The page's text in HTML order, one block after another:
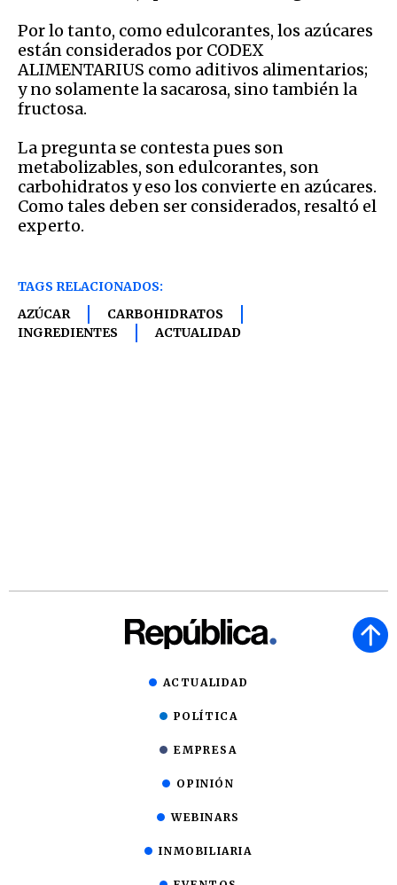
Por lo tanto, como edulcorantes, los azúcares
están considerados por CODEX
ALIMENTARIUS como aditivos alimentarios;
y no solamente la sacarosa, sino también la
fructosa.
La pregunta se contesta pues son
metabolizables, son edulcorantes, son
carbohidratos y eso los convierte en azúcares.
Como tales deben ser considerados, resaltó el
experto.
TAGS RELACIONADOS:
AZÚCAR
CARBOHIDRATOS
INGREDIENTES
ACTUALIDAD
ACTUALIDAD
POLÍTICA
EMPRESA
OPINIÓN
WEBINARS
INMOBILIARIA